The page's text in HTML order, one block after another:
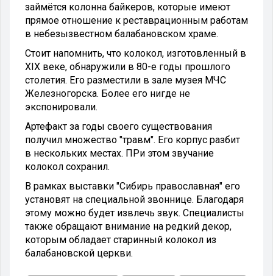
займётся колонна байкеров, которые имеют
прямое отношение к реставрационным работам
в небезызвестном балабановском храме.
Стоит напомнить, что колокол, изготовленный в
XIX веке, обнаружили в 80-е годы прошлого
столетия. Его разместили в зале музея МЧС
Железногорска. Более его нигде не
экспонировали.
Артефакт за годы своего существования
получил множество "травм". Его корпус разбит
в нескольких местах. ПРи этом звучание
колокол сохранил.
В рамках выставки "Сибирь православная" его
установят на специальной звоннице. Благодаря
этому можно будет извлечь звук. Специалисты
также обращают внимание на редкий декор,
которым обладает старинный колокол из
балабановской церкви.